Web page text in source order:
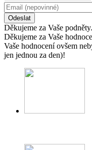
Odeslat
Děkujeme za Vaše podněty.
Děkujeme za Vaše
Vaše hodnocení ovšem
jen jednou za den)!